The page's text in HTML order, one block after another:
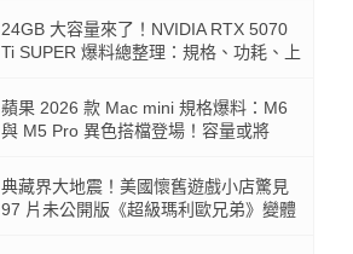
24GB 大容量來了！NVIDIA RTX 5070
Ti SUPER 爆料總整理：規格、功耗、上
蘋果 2026 款 Mac mini 規格爆料：M6
與 M5 Pro 異色搭檔登場！容量或將
典藏界大地震！美國懷舊遊戲小店驚見
97 片未公開版《超級瑪利歐兄弟》變體